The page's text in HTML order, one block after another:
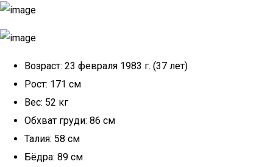
Возраст: 23 февраля 1983 г. (37 лет)
Рост: 171 см
Вес: 52 кг
Обхват груди: 86 см
Талия: 58 см
Бёдра: 89 см